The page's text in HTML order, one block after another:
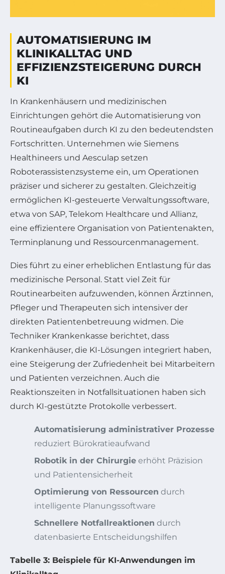
AUTOMATISIERUNG IM
KLINIKALLTAG UND
EFFIZIENZSTEIGERUNG DURCH
KI
In Krankenhäusern und medizinischen
Einrichtungen gehört die Automatisierung von
Routineaufgaben durch KI zu den bedeutendsten
Fortschritten. Unternehmen wie Siemens
Healthineers und Aesculap setzen
Roboterassistenzsysteme ein, um Operationen
präziser und sicherer zu gestalten. Gleichzeitig
ermöglichen KI-gesteuerte Verwaltungssoftware,
etwa von SAP, Telekom Healthcare und Allianz,
eine effizientere Organisation von Patientenakten,
Terminplanung und Ressourcenmanagement.
Dies führt zu einer erheblichen Entlastung für das
medizinische Personal. Statt viel Zeit für
Routinearbeiten aufzuwenden, können Ärztinnen,
Pfleger und Therapeuten sich intensiver der
direkten Patientenbetreuung widmen. Die
Techniker Krankenkasse berichtet, dass
Krankenhäuser, die KI-Lösungen integriert haben,
eine Steigerung der Zufriedenheit bei Mitarbeitern
und Patienten verzeichnen. Auch die
Reaktionszeiten in Notfallsituationen haben sich
durch KI-gestützte Protokolle verbessert.
Automatisierung administrativer Prozesse
reduziert Bürokratieaufwand
Robotik in der Chirurgie erhöht Präzision
und Patientensicherheit
Optimierung von Ressourcen durch
intelligente Planungssoftware
Schnellere Notfallreaktionen durch
datenbasierte Entscheidungshilfen
Tabelle 3: Beispiele für KI-Anwendungen im